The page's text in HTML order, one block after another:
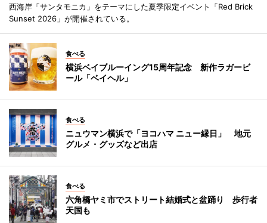
西海岸「サンタモニカ」をテーマにした夏季限定イベント「Red Brick
Sunset 2026」が開催されている。
食べる
横浜ベイブルーイング15周年記念 新作ラガービ
ール「ベイヘル」
食べる
ニュウマン横浜で「ヨコハマ ニュー縁日」 地元
グルメ・グッズなど出店
食べる
六角橋ヤミ市でストリート結婚式と盆踊り 歩行者
天国も